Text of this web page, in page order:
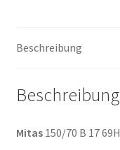
TL
Menge
Beschreibung
Beschreibung
Mitas150/70 B 17 69H